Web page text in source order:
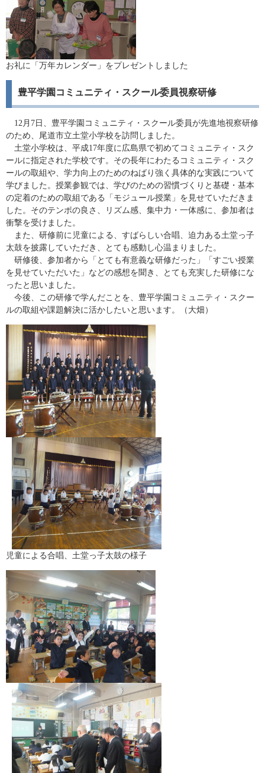
お礼に「万年カレンダー」をプレゼントしました
豊平学園コミュニティ・スクール委員視察研修
12月7日、豊平学園コミュニティ・スクール委員が先進地視察研修
のため、尾道市立土堂小学校を訪問しました。
土堂小学校は、平成17年度に広島県で初めてコミュニティ・スク
ールに指定された学校です。その長年にわたるコミュニティ・スク
ールの取組や、学力向上のためのねばり強く具体的な実践について
学びました。授業参観では、学びのための習慣づくりと基礎・基本
の定着のための取組である「モジュール授業」を見せていただきま
した。そのテンポの良さ、リズム感、集中力・一体感に、参加者は
衝撃を受けました。
また、研修前に児童による、すばらしい合唱、迫力ある土堂っ子
太鼓を披露していただき、とても感動し心温まりました。
研修後、参加者から「とても有意義な研修だった」「すごい授業
を見せていただいた」などの感想を聞き、とても充実した研修にな
ったと思いました。
今後、この研修で学んだことを、豊平学園コミュニティ・スクー
ルの取組や課題解決に活かしたいと思います。（大畑）
児童による合唱、土堂っ子太鼓の様子